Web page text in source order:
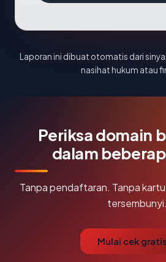
Laporan ini dibuat otomatis dari
nasihat hukum atau
Periksa domain
dalam
Tanpa pendaftaran. Tanpa
tersembunyi.
Mulai cek